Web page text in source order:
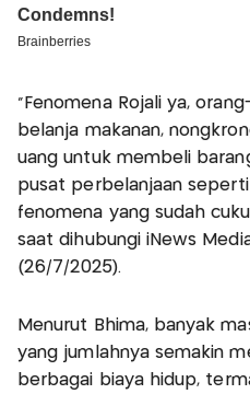
"Fenomena Rojali ya,
belanja makanan,
uang untuk membeli
pusat perbelanjaan
fenomena yang sudah
saat dihubungi iNews
(26/7/2025).
Menurut Bhima, banyak
yang jumlahnya semakin
berbagai biaya hidup,